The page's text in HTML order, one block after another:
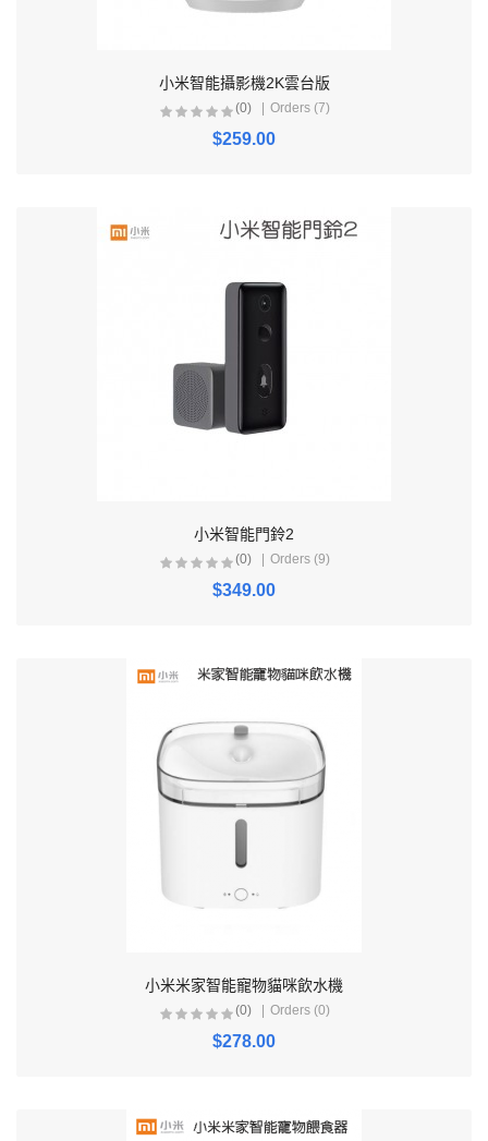
小米智能攝影機2K雲台版
(0) Orders (7)
$259.00
小米智能門鈴2
(0) Orders (9)
$349.00
小米米家智能寵物貓咪飲水機
(0) Orders (0)
$278.00